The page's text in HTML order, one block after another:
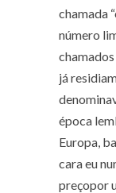
chamada
número
já
época
Europa,
cara eu
preçopor